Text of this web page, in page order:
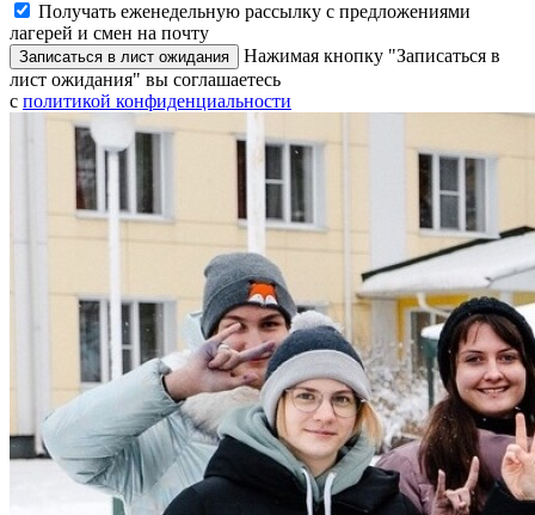
Получать еженедельную рассылку с предложениями
лагерей и смен на почту
Записаться в лист ожидания
Нажимая кнопку "Записаться в
лист ожидания" вы соглашаетесь
с политикой конфиденциальности